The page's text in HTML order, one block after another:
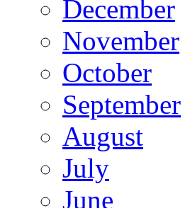
December
November
October
September
August
July
June